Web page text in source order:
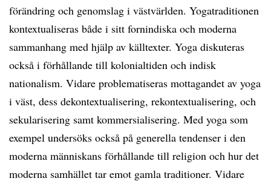
förändring och genomslag i västvärlden. Yogatraditionen
kontextualiseras både i sitt fornindiska och moderna
sammanhang med hjälp av källtexter. Yoga diskuteras
också i förhållande till kolonialtiden och indisk
nationalism. Vidare problematiseras mottagandet av yoga
i väst, dess dekontextualisering, rekontextualisering, och
sekularisering samt kommersialisering. Med yoga som
exempel undersöks också på generella tendenser i den
moderna människans förhållande till religion och hur det
moderna samhället tar emot gamla traditioner. Vidare